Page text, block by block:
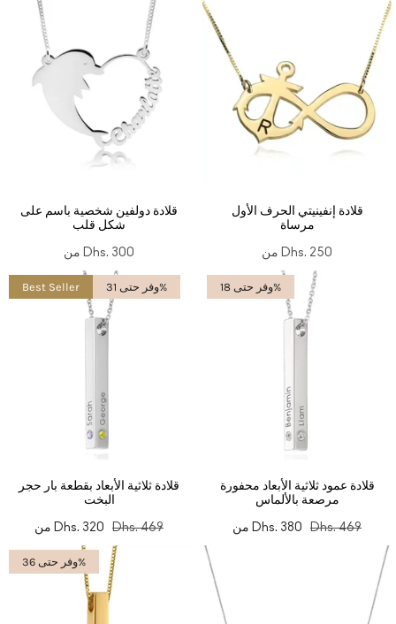
قلادة دولفين شخصية باسم على
شكل قلب
من Dhs. 300
قلادة إنفينيتي الحرف الأول
مرساة
من Dhs. 250
Best Seller وفر حتى 31%
قلادة ثلاثية الأبعاد بقطعة بار حجر
البخت
من Dhs. 320 Dhs. 469
وفر حتى 18%
قلادة عمود ثلاثية الأبعاد محفورة
مرصعة بالألماس
من Dhs. 380 Dhs. 469
وفر حتى 36%